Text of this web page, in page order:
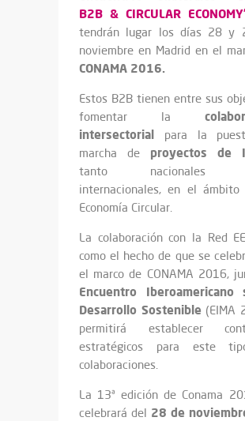
B2B & CIRCULAR
tendrán lugar los días 28 y
noviembre en Madrid en el
CONAMA 2016.
Estos B2B tienen entre sus
fomentar la
intersectorial para la
marcha de proyectos de
tanto nacionales
internacionales, en el
Economía Circular.
La colaboración con la Red
como el hecho de que se
el marco de CONAMA 2016,
Encuentro Iberoamericano
Desarrollo Sostenible (EIMA
permitirá establecer
estratégicos para este
colaboraciones.
La 13ª edición de Conama
celebrará del 28 de